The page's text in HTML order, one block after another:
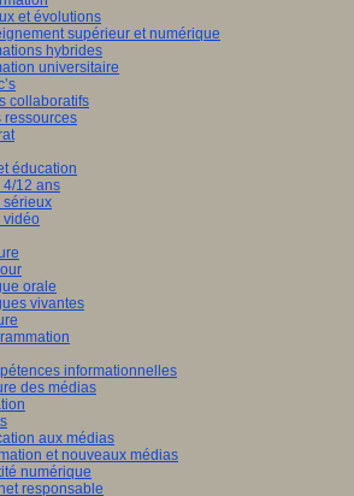
et évolutions
supérieur et numérique
hybrides
universitaire
collaboratifs
ressources
éducation
4/12 ans
sérieux
vidéo
orale
vivantes
informationnelles
des médias
aux médias
et nouveaux médias
numérique
responsable